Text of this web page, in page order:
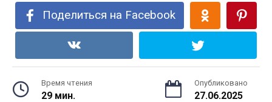
Поделиться на Facebook
Время чтения
29 мин.
Опубликовано
27.06.2025